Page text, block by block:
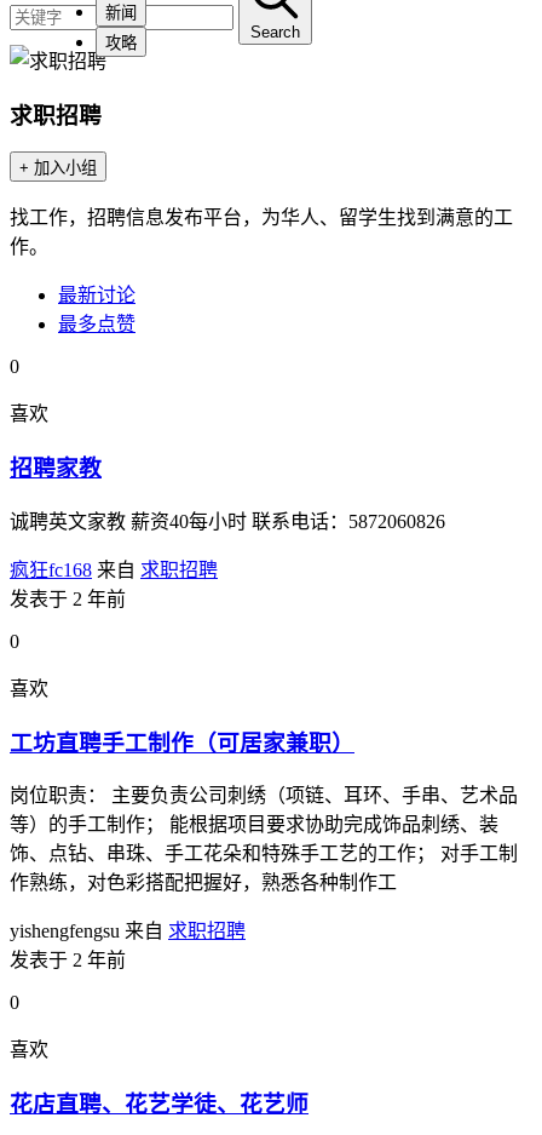
新闻
攻略
Search
求职招聘
+ 加入小组
找工作，招聘信息发布平台，为华人、留学生找到满意的工
作。
最新讨论
最多点赞
0
喜欢
招聘家教
诚聘英文家教 薪资40每小时 联系电话：5872060826
疯狂fc168 来自 求职招聘
发表于 2 年前
0
喜欢
工坊直聘手工制作（可居家兼职）
岗位职责： 主要负责公司刺绣（项链、耳环、手串、艺术品
等）的手工制作； 能根据项目要求协助完成饰品刺绣、装
饰、点钻、串珠、手工花朵和特殊手工艺的工作； 对手工制
作熟练，对色彩搭配把握好，熟悉各种制作工
yishengfengsu 来自 求职招聘
发表于 2 年前
0
喜欢
花店直聘、花艺学徒、花艺师